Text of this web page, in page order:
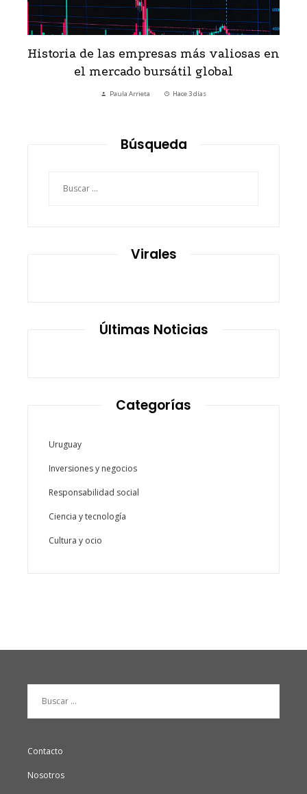
Historia de las empresas más valiosas en
el mercado bursátil global
Paula Arrieta Hace 3 días
Búsqueda
Virales
Últimas Noticias
Categorías
Uruguay
Inversiones y negocios
Responsabilidad social
Ciencia y tecnología
Cultura y ocio
Contacto
Nosotros